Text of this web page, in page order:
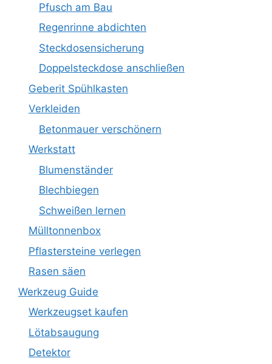
Pfusch am Bau
Regenrinne abdichten
Steckdosensicherung
Doppelsteckdose anschließen
Geberit Spühlkasten
Verkleiden
Betonmauer verschönern
Werkstatt
Blumenständer
Blechbiegen
Schweißen lernen
Mülltonnenbox
Pflastersteine verlegen
Rasen säen
Werkzeug Guide
Werkzeugset kaufen
Lötabsaugung
Detektor